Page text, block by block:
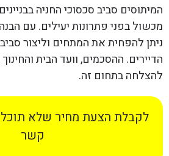
המיתוסים סביב סכסוכי החניה
מכשול בפני פתרונות יעילים. עם
ניתן להפחית את המתחים וליצור
הדיירים. ההסכמים, וועד הבית
להצלחה בתחום זה.
לקבלת הצעת מחיר שלא תוכלו
קשר